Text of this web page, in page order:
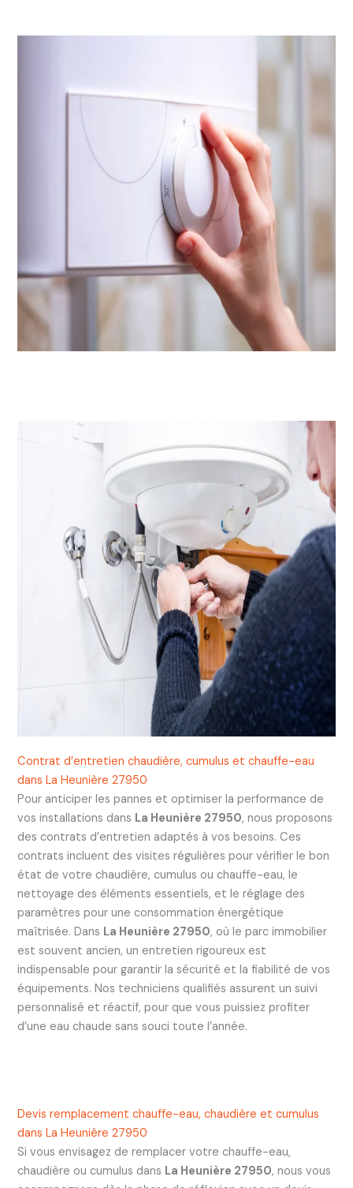
Contrat d’entretien chaudière, cumulus et chauffe-eau
dans La Heunière 27950
Pour anticiper les pannes et optimiser la performance de
vos installations dans La Heunière 27950, nous proposons
des contrats d’entretien adaptés à vos besoins. Ces
contrats incluent des visites régulières pour vérifier le bon
état de votre chaudière, cumulus ou chauffe-eau, le
nettoyage des éléments essentiels, et le réglage des
paramètres pour une consommation énergétique
maîtrisée. Dans La Heunière 27950, où le parc immobilier
est souvent ancien, un entretien rigoureux est
indispensable pour garantir la sécurité et la fiabilité de vos
équipements. Nos techniciens qualifiés assurent un suivi
personnalisé et réactif, pour que vous puissiez profiter
d’une eau chaude sans souci toute l’année.
Devis remplacement chauffe-eau, chaudière et cumulus
dans La Heunière 27950
Si vous envisagez de remplacer votre chauffe-eau,
chaudière ou cumulus dans La Heunière 27950, nous vous